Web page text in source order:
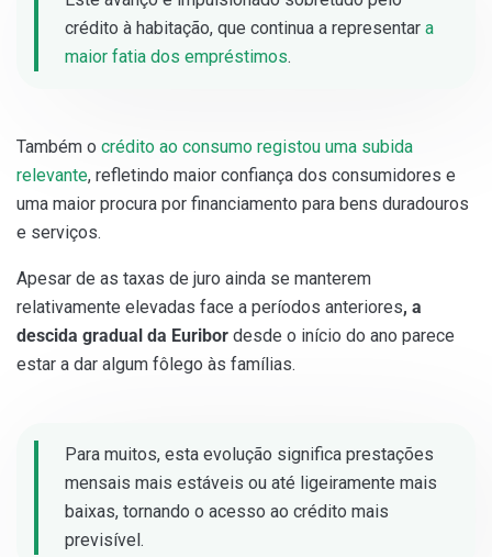
crédito à habitação, que continua a representar a
maior fatia dos empréstimos.
Também o crédito ao consumo registou uma subida
relevante, refletindo maior confiança dos consumidores e
uma maior procura por financiamento para bens duradouros
e serviços.
Apesar de as taxas de juro ainda se manterem
relativamente elevadas face a períodos anteriores, a
descida gradual da Euribor desde o início do ano parece
estar a dar algum fôlego às famílias.
Para muitos, esta evolução significa prestações
mensais mais estáveis ou até ligeiramente mais
baixas, tornando o acesso ao crédito mais
previsível.